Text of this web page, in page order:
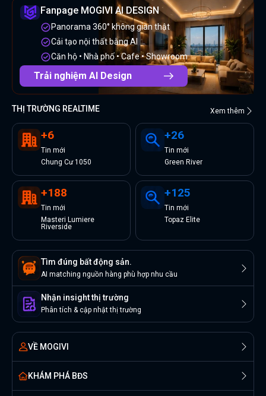
Fanpage MOGIVI AI DESIGN
Panorama 360° không gian thật
Cải tạo nội thất bằng AI
Căn hộ • Nhà phố • Cafe • Showroom
Trải nghiệm AI Design
THỊ TRƯỜNG REALTIME Xem thêm
+6
Tin mới
Chung Cư 1050
+26
Tin mới
Green River
+188
Tin mới
Masteri Lumiere
Riverside
+125
Tin mới
Topaz Elite
Tìm đúng bất động sản.
AI matching nguồn hàng phù hợp nhu cầu
Nhận insight thị trường
Phân tích & cập nhật thị trường
VỀ MOGIVI
KHÁM PHÁ BĐS